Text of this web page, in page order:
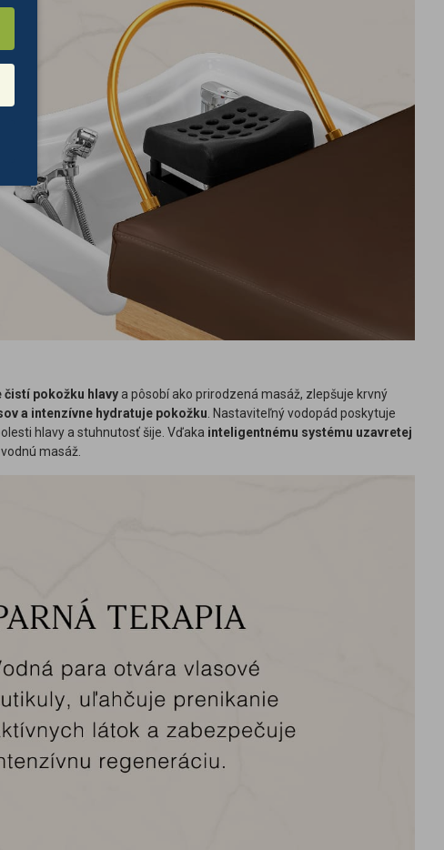
čistí pokožku hlavy a pôsobí ako prirodzená masáž, zlepšuje krvný
a intenzívne hydratuje pokožku . Nastaviteľný vodopád poskytuje
hlavy a stuhnutosť šije. Vďaka inteligentnému systému uzavretej
masáž.